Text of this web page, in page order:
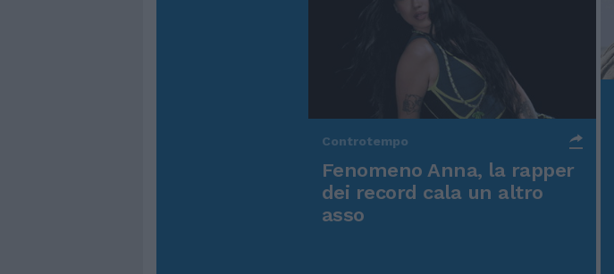
Controtempo
Fenomeno Anna, la rapper
dei record cala un altro
asso